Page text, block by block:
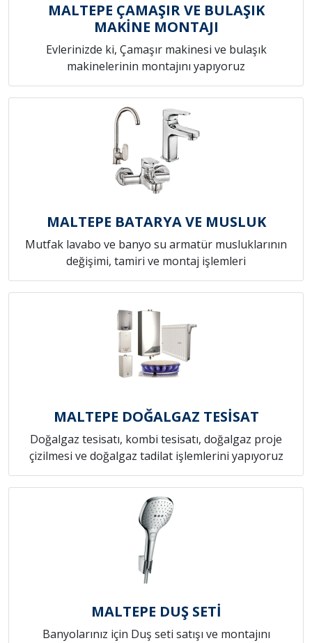
MALTEPE ÇAMAŞIR VE BULAŞIK
MAKİNE MONTAJI
Evlerinizde ki, Çamaşır makinesi ve bulaşık
makinelerinin montajını yapıyoruz
MALTEPE BATARYA VE MUSLUK
Mutfak lavabo ve banyo su armatür musluklarının
değişimi, tamiri ve montaj işlemleri
MALTEPE DOĞALGAZ TESİSAT
Doğalgaz tesisatı, kombi tesisatı, doğalgaz proje
çizilmesi ve doğalgaz tadilat işlemlerini yapıyoruz
MALTEPE DUŞ SETİ
Banyolarınız için Duş seti satışı ve montajını